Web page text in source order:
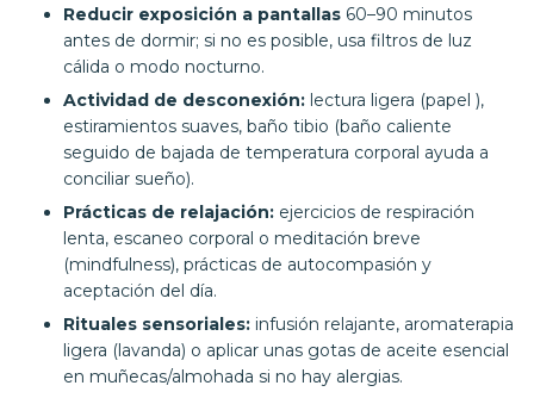
Reducir exposición a pantallas 60–90 minutos
antes de dormir; si no es posible, usa filtros de luz
cálida o modo nocturno.
Actividad de desconexión: lectura ligera (papel ),
estiramientos suaves, baño tibio (baño caliente
seguido de bajada de temperatura corporal ayuda a
conciliar sueño).
Prácticas de relajación: ejercicios de respiración
lenta, escaneo corporal o meditación breve
(mindfulness), prácticas de autocompasión y
aceptación del día.
Rituales sensoriales: infusión relajante, aromaterapia
ligera (lavanda) o aplicar unas gotas de aceite esencial
en muñecas/almohada si no hay alergias.